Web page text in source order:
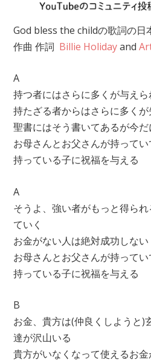
God bless the childの歌詞の日
作曲 作詞 Billie Holidayand
A
持つ者にはさらに多くが与えら
持たざる者からはさらに多くが
聖書にはそう書いてあるが今
お母さんとお父さんが持って
持っている子に祝福を与える
A
そうよ、強い者がもっと得ら
ていく
お金がない人は絶対成功しない
お母さんとお父さんが持って
持っている子に祝福を与える
B
お金、貴方は(仲良くしようと)
達が沢山いる
貴方がいなくなって使えるお